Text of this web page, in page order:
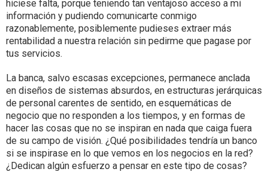
hiciese falta, porque teniendo tan ventajoso acceso a mi
información y pudiendo comunicarte conmigo
razonablemente, posiblemente pudieses extraer más
rentabilidad a nuestra relación sin pedirme que pagase por
tus servicios.
La banca, salvo escasas excepciones, permanece anclada
en diseños de sistemas absurdos, en estructuras jerárquicas
de personal carentes de sentido, en esquemáticas de
negocio que no responden a los tiempos, y en formas de
hacer las cosas que no se inspiran en nada que caiga fuera
de su campo de visión. ¿Qué posibilidades tendría un banco
si se inspirase en lo que vemos en los negocios en la red?
¿Dedican algún esfuerzo a pensar en este tipo de cosas?